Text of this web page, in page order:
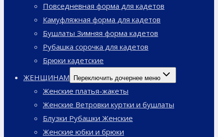
Повседневная форма для кадетов
Камуфляжная форма для кадетов
Бушлаты Зимняя форма кадетов
Рубашка сорочка для кадетов
Брюки кадетские
ЖЕНЩИНАМ
Переключить дочернее меню
Женские платья-жакеты
Женские Ветровки куртки и бушлаты
Блузки Рубашки Женские
Женские юбки и брюки